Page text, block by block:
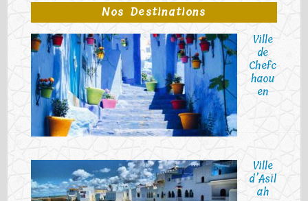
Nos Destinations
Ville
de
Chefc
haou
en
Ville
d’Asil
ah